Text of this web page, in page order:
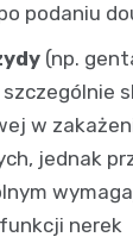
podaniu
(np.
w
jednak
nerek